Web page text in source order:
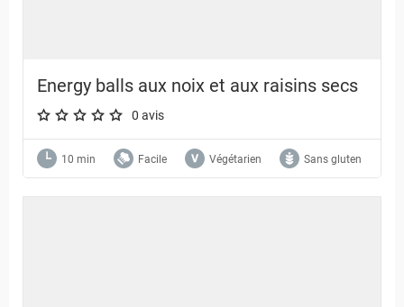
Energy balls aux noix et aux raisins secs
A star rating of 0 out of 5.
0 avis
10 min Facile Végétarien Sans gluten